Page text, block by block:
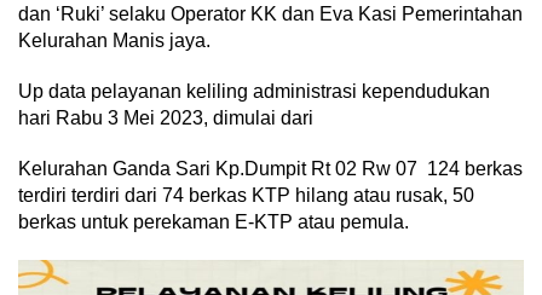
dan ‘Ruki’ selaku Operator KK dan Eva Kasi Pemerintahan
Kelurahan Manis jaya.
Up data pelayanan keliling administrasi kependudukan
hari Rabu 3 Mei 2023, dimulai dari
Kelurahan Ganda Sari Kp.Dumpit Rt 02 Rw 07 124 berkas
terdiri terdiri dari 74 berkas KTP hilang atau rusak, 50
berkas untuk perekaman E-KTP atau pemula.